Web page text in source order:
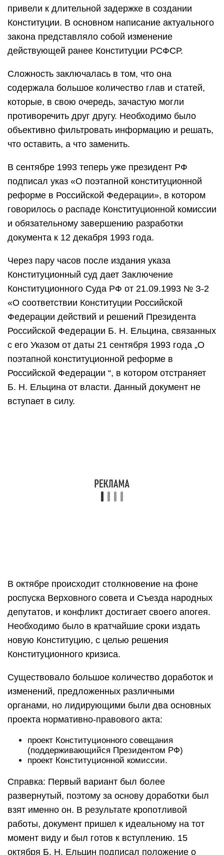
привели к длительной задержке в создании
Конституции. В основном написание актуального
закона представляло собой изменение
действующей ранее Конституции РСФСР.
Сложность заключалась в том, что она
содержала большое количество глав и статей,
которые, в свою очередь, зачастую могли
противоречить друг другу. Необходимо было
объективно фильтровать информацию и решать,
что оставить, а что заменить.
В сентябре 1993 теперь уже президент РФ
подписал указ «О поэтапной конституционной
реформе в Российской Федерации», в котором
говорилось о распаде Конституционной комиссии
и обязательному завершению разработки
документа к 12 декабря 1993 года.
Через пару часов после издания указа
Конституционный суд дает Заключение
Конституционного Суда РФ от 21.09.1993 № З-2
«О соответствии Конституции Российской
Федерации действий и решений Президента
Российской Федерации Б. Н. Ельцина, связанных
с его Указом от даты 21 сентября 1993 года „О
поэтапной конституционной реформе в
Российской Федерации “, в котором отстраняет
Б. Н. Ельцина от власти. Данный документ не
вступает в силу.
В октябре происходит столкновение на фоне
роспуска Верховного совета и Съезда народных
депутатов, и конфликт достигает своего апогея.
Необходимо было в кратчайшие сроки издать
новую Конституцию, с целью решения
Конституционного кризиса.
Существовало большое количество доработок и
изменений, предложенных различными
органами, но лидирующими были два основных
проекта нормативно-правового акта:
проект Конституционного совещания
(поддерживающийся Президентом РФ)
проект Конституционной комиссии.
Справка: Первый вариант был более
развернутый, поэтому за основу доработки был
взят именно он. В результате кропотливой
работы, документ пришел к идеальному на тот
момент виду и был готов к вступлению. 15
октября Б. Н. Ельцин подписал положение о